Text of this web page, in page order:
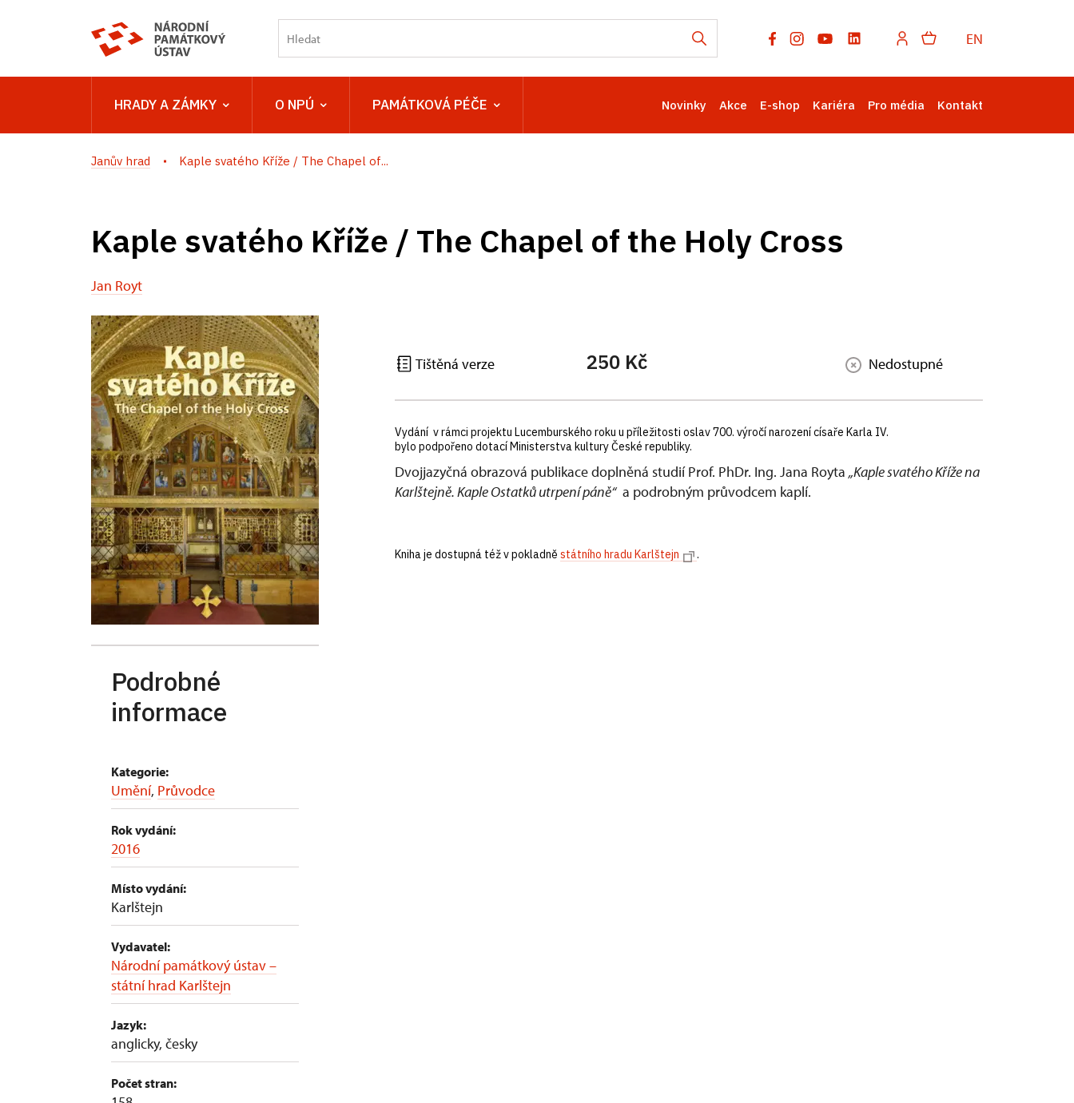
EN
HRADY A ZÁMKY O NPÚ PAMÁTKOVÁ PÉČE Novinky Akce E-shop Kariéra Pro média Kontakt
Janův hrad Kaple svatého Kříže / The Chapel of...
Kaple svatého Kříže / The Chapel of the Holy Cross
Jan Royt
Podrobné
informace
Kategorie:
Umění, Průvodce
Rok vydání:
2016
Místo vydání:
Karlštejn
Vydavatel:
Národní památkový ústav –
státní hrad Karlštejn
Jazyk:
anglicky, česky
Počet stran:
Tištěná verze 250 Kč Nedostupné
Vydání v rámci projektu Lucemburského roku u příležitosti oslav 700. výročí narození císaře Karla IV.
bylo podpořeno dotací Ministerstva kultury České republiky.
Dvojjazyčná obrazová publikace doplněná studií Prof. PhDr. Ing. Jana Royta „Kaple svatého Kříže na
Karlštejně. Kaple Ostatků utrpení páně“a podrobným průvodcem kaplí.
Kniha je dostupná též v pokladně státního hradu Karlštejn .